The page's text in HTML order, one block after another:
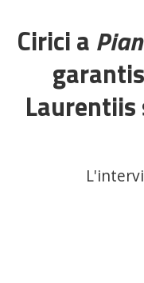
Cirici a
Laurentiis